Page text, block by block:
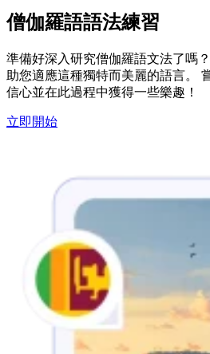
僧伽羅語語法練習
準備好深入研究僧伽羅語文法了嗎
助您適應這種獨特而美麗的語言。
信心並在此過程中獲得一些樂趣！
立即開始